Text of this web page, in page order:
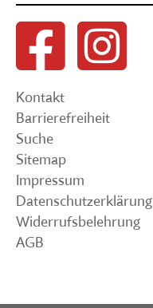
Kontakt
Barrierefreiheit
Suche
Sitemap
Impressum
Datenschutzerklärung
Widerrufsbelehrung
AGB